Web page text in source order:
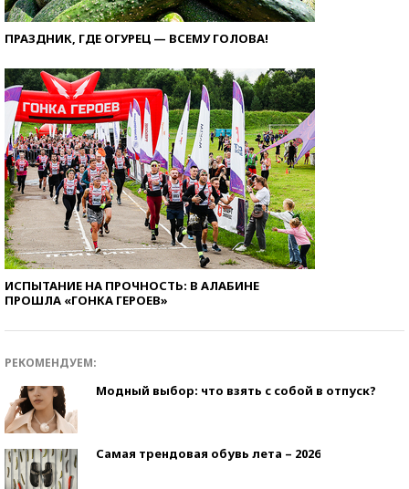
ПРАЗДНИК, ГДЕ ОГУРЕЦ — ВСЕМУ ГОЛОВА!
ИСПЫТАНИЕ НА ПРОЧНОСТЬ: В АЛАБИНЕ
ПРОШЛА «ГОНКА ГЕРОЕВ»
РЕКОМЕНДУЕМ:
Модный выбор: что взять с собой в отпуск?
Самая трендовая обувь лета – 2026